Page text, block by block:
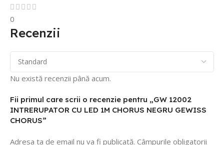
0
Recenzii
Nu există recenzii până acum.
Fii primul care scrii o recenzie pentru „GW 12002
INTRERUPATOR CU LED 1M CHORUS NEGRU GEWISS
CHORUS”
Adresa ta de email nu va fi publicată. Câmpurile obligatorii